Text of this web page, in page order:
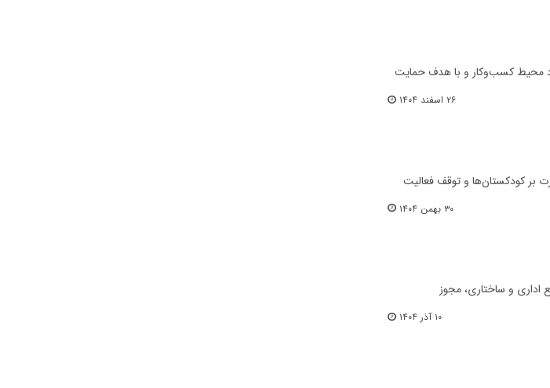
محیط کسب‌وکار و با هدف حمایت
۲۶ اسفند ۱۴۰۴
بر کودکستان‌ها و توقف فعالیت
۳۰ بهمن ۱۴۰۴
اداری و ساختاری، مجوز
۱۰ آذر ۱۴۰۴